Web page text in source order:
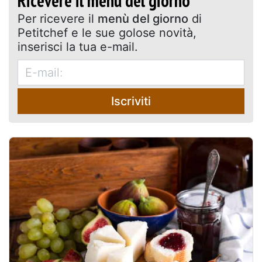
Per ricevere il menù del giorno di
Petitchef e le sue golose novità,
inserisci la tua e-mail.
Iscriviti